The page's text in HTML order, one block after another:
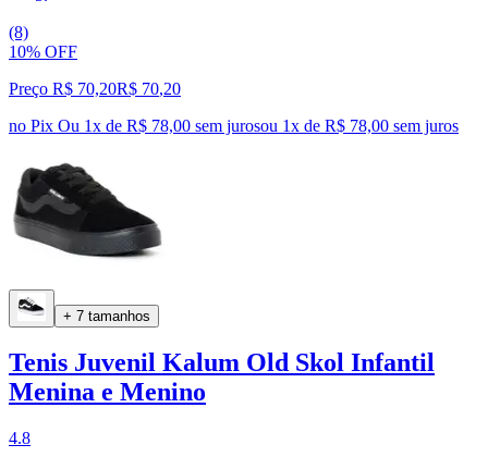
(8)
10% OFF
Preço R$ 70,20R$ 70,20
no Pix Ou 1x de R$ 78,00 sem jurosou 1x de R$ 78,00 sem juros
+ 7 tamanhos
Tenis Juvenil Kalum Old Skol Infantil
Menina e Menino
4.8